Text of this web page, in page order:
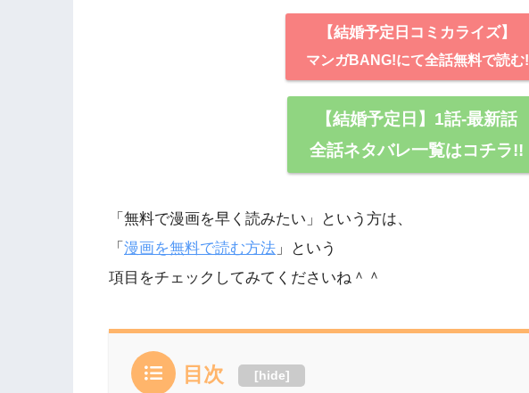
【結婚予定日コミカライズ】
マンガBANG!にて全話無料で読む!
【結婚予定日】1話-最新話
全話ネタバレ一覧はコチラ!!
「無料で漫画を早く読みたい」という方は、
「 漫画を無料で読む方法 」という
項目をチェックしてみてくださいね＾＾
目次 [hide]